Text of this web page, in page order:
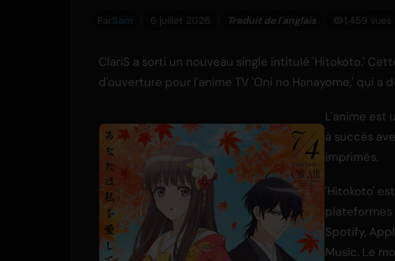
ParSam 6 juillet 2026 Traduit de l'anglais 1,459 vues
ClariS a sorti un nouveau single intitulé 'Hitokoto.'
d'ouverture pour l'anime TV 'Oni no Hanayome,' qui a
L'anime est
à succès
imprimés.
'Hitokoto'
plateformes
Spotify,
Music. Le